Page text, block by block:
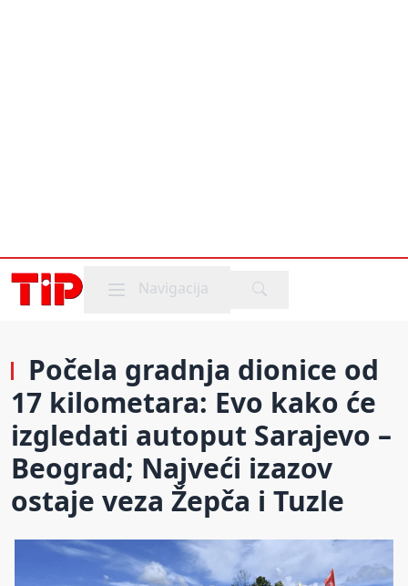
Mobile menu
Navigacija
Počela gradnja dionice od
17 kilometara: Evo kako će
izgledati autoput Sarajevo –
Beograd; Najveći izazov
ostaje veza Žepča i Tuzle